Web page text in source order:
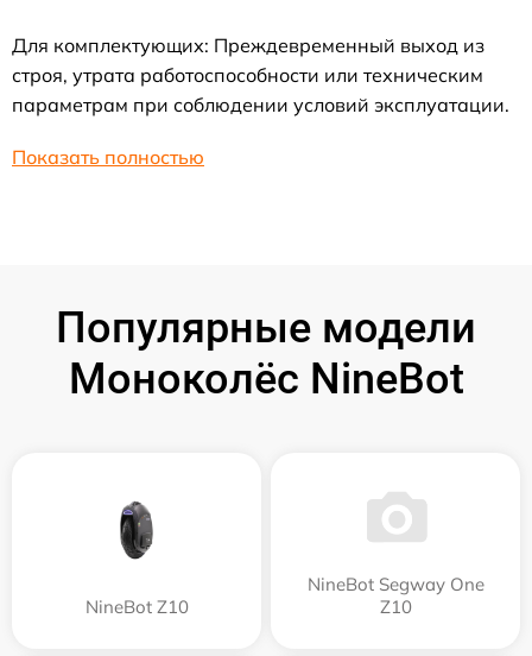
Для комплектующих: Преждевременный выход из
строя, утрата работоспособности или техническим
параметрам при соблюдении условий эксплуатации.
Показать полностью
Популярные модели
Моноколёс NineBot
NineBot Z10
NineBot Segway One
Z10